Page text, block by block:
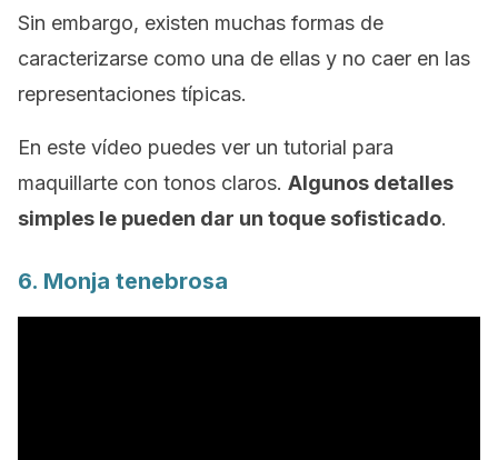
Sin embargo, existen muchas formas de
caracterizarse como una de ellas y no caer en las
representaciones típicas.
En este vídeo puedes ver un tutorial para
maquillarte con tonos claros. Algunos detalles
simples le pueden dar un toque sofisticado.
6. Monja tenebrosa